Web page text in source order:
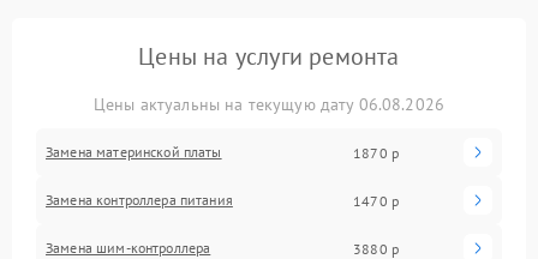
Цены на услуги ремонта
Цены актуальны на текущую дату 06.08.2026
Замена материнской платы 1870 р
Замена контроллера питания 1470 р
Замена шим-контроллера 3880 р